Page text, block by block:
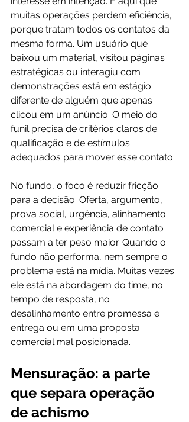
muitas operações perdem eficiência,
porque tratam todos os contatos da
mesma forma. Um usuário que
baixou um material, visitou páginas
estratégicas ou interagiu com
demonstrações está em estágio
diferente de alguém que apenas
clicou em um anúncio. O meio do
funil precisa de critérios claros de
qualificação e de estímulos
adequados para mover esse contato.
No fundo, o foco é reduzir fricção
para a decisão. Oferta, argumento,
prova social, urgência, alinhamento
comercial e experiência de contato
passam a ter peso maior. Quando o
fundo não performa, nem sempre o
problema está na mídia. Muitas vezes
ele está na abordagem do time, no
tempo de resposta, no
desalinhamento entre promessa e
entrega ou em uma proposta
comercial mal posicionada.
Mensuração: a parte
que separa operação
de achismo